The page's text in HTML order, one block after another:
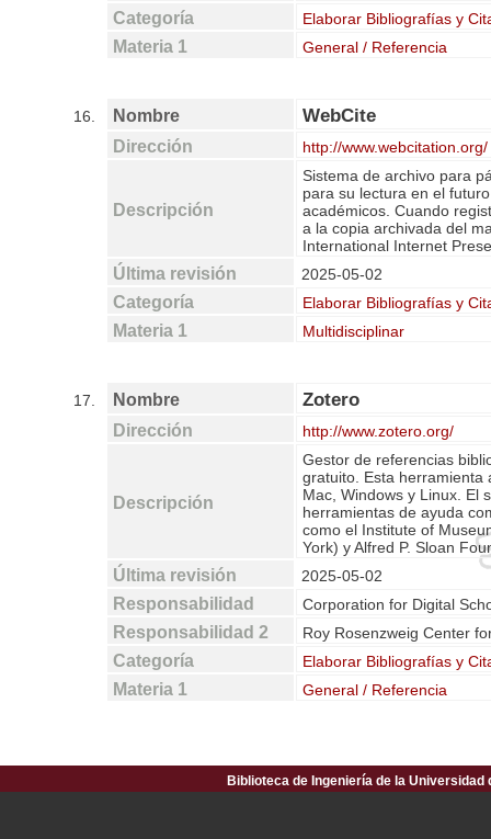
Categoría Elaborar Bibliografías y
Materia 1 General / Referencia
16. Nombre WebCite
Dirección http://www.webcitation.org/
Descripción
Sistema de archivo para
para su lectura en el
académicos. Cuando
a la copia archivada del
International Internet
Última revisión 2025-05-02
Categoría Elaborar Bibliografías y
Materia 1 Multidisciplinar
17. Nombre Zotero
Dirección http://www.zotero.org/
Descripción
Gestor de referencias
gratuito. Esta herramienta
Mac, Windows y Linux. El
herramientas de ayuda
como el Institute of
York) y Alfred P. Sloan
Última revisión 2025-05-02
Responsabilidad Corporation for Digital
Responsabilidad 2 Roy Rosenzweig Center
Categoría Elaborar Bibliografías y
Materia 1 General / Referencia
Biblioteca de Ingeniería de la